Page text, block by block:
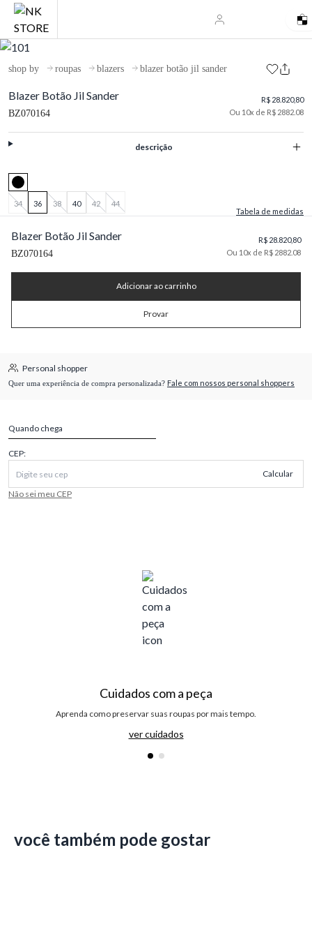
shop by roupas blazers blazer botão jil sander
Blazer Botão Jil Sander
BZ070164
R$ 28.820,80
Ou 10x de R$ 2882.08
descrição
34 36 38 40 42
44
Tabela de medidas
Blazer Botão Jil Sander
BZ070164
R$ 28.820,80
Ou 10x de R$ 2882.08
Adicionar ao carrinho
Provar
Personal shopper
Quer uma experiência de compra personalizada? Fale com nossos personal shoppers
Quando chega
CEP:
Calcular
Não sei meu CEP
Cuidados com a peça
Aprenda como preservar suas roupas por mais tempo.
ver cuidados
você também pode gostar